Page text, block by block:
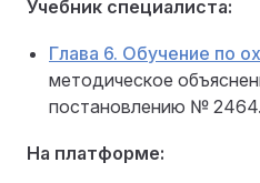
Учебник специалиста:
Глава 6. Обучение по
методическое
постановлению № 2464.
На платформе: